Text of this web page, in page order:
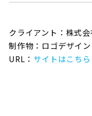
クライアント：株式
制作物：ロゴデザイン
URL： サイトはこちら